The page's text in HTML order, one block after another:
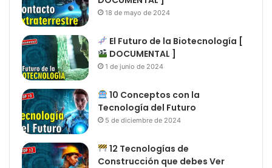
18 de mayo de 2024
El Futuro de la Biotecnología [
DOCUMENTAL ]
1 de junio de 2024
10 Conceptos con la
Tecnología del Futuro
5 de diciembre de 2024
12 Tecnologías de
Construcción que debes Ver